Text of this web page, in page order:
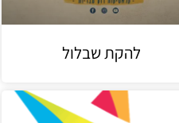
להקת שבלול